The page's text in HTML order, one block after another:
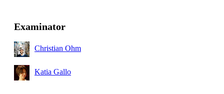
Examinator
Christian Ohm
Katia Gallo